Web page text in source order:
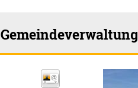
Gemeindeverwaltung